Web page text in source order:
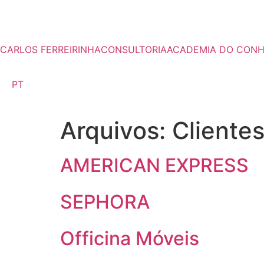
CARLOS FERREIRINHACONSULTORIAACADEMIA DO
PT
Arquivos: Clientes
AMERICAN EXPRESS
SEPHORA
Officina Móveis